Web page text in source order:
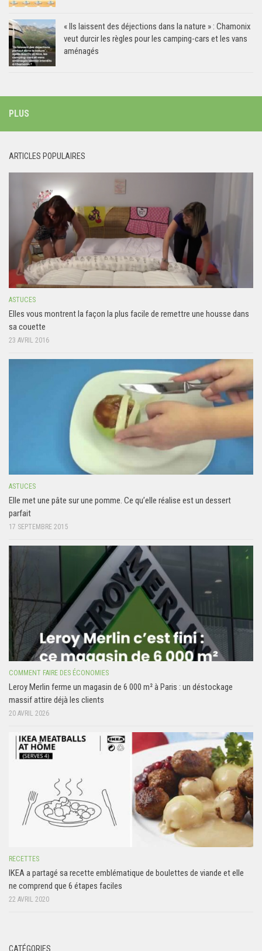
« Ils laissent des déjections dans la nature » : Chamonix
veut durcir les règles pour les camping-cars et les vans
aménagés
PLUS
ARTICLES POPULAIRES
ASTUCES
Elles vous montrent la façon la plus facile de remettre une housse dans
sa couette
23 AVRIL 2016
ASTUCES
Elle met une pâte sur une pomme. Ce qu’elle réalise est un dessert
parfait
17 SEPTEMBRE 2015
COMMENT FAIRE DES ÉCONOMIES
Leroy Merlin ferme un magasin de 6 000 m² à Paris : un déstockage
massif attire déjà les clients
20 AVRIL 2026
RECETTES
IKEA a partagé sa recette emblématique de boulettes de viande et elle
ne comprend que 6 étapes faciles
22 AVRIL 2020
CATÉGORIES